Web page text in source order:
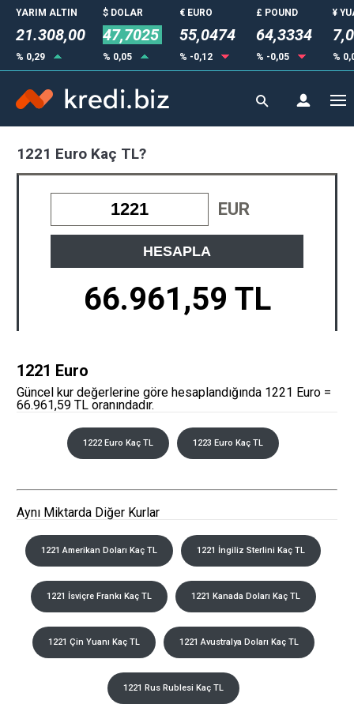
YARIM ALTIN
21.308,00
% 0,29
$ DOLAR
47,7025
% 0,05
€ EURO
55,0474
% -0,12
£ POUND
64,3334
% -0,05
¥
%
1221 Euro Kaç TL?
EUR
HESAPLA
66.961,59 TL
1221 Euro
Güncel kur değerlerine göre hesaplandığında 1221 Euro =
66.961,59 TL oranındadır.
1222 Euro Kaç TL 1223 Euro Kaç TL
Aynı Miktarda Diğer Kurlar
1221 Amerikan Doları Kaç TL 1221 İngiliz Sterlini Kaç TL
1221 İsviçre Frankı Kaç TL 1221 Kanada Doları Kaç TL
1221 Çin Yuanı Kaç TL 1221 Avustralya Doları Kaç TL
1221 Rus Rublesi Kaç TL